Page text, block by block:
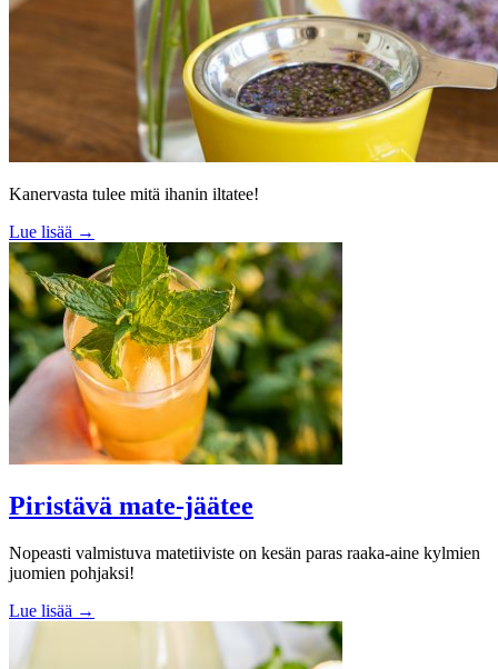
Kanervasta tulee mitä ihanin iltatee!
Lue lisää →
Piristävä mate-jäätee
Nopeasti valmistuva matetiiviste on kesän paras raaka-aine kylmien
juomien pohjaksi!
Lue lisää →